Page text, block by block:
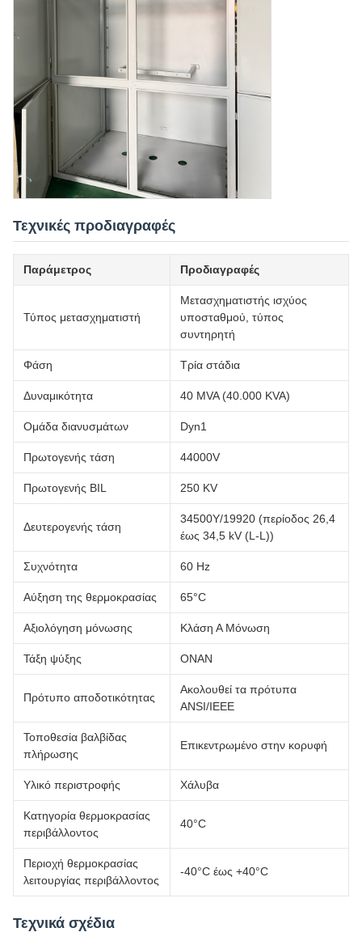
Τεχνικές προδιαγραφές
Παράμετρος Προδιαγραφές
Τύπος μετασχηματιστή
Μετασχηματιστής ισχύος
υποσταθμού, τύπος
συντηρητή
Φάση Τρία στάδια
Δυναμικότητα 40 MVA (40.000 KVA)
Ομάδα διανυσμάτων Dyn1
Πρωτογενής τάση 44000V
Πρωτογενής BIL 250 KV
Δευτερογενής τάση
34500Y/19920 (περίοδος 26,4
έως 34,5 kV (L-L))
Συχνότητα 60 Hz
Αύξηση της θερμοκρασίας 65°C
Αξιολόγηση μόνωσης Κλάση Α Μόνωση
Τάξη ψύξης ΟΝΑΝ
Πρότυπο αποδοτικότητας
Ακολουθεί τα πρότυπα
ANSI/IEEE
Τοποθεσία βαλβίδας
πλήρωσης
Επικεντρωμένο στην κορυφή
Υλικό περιστροφής Χάλυβα
Κατηγορία θερμοκρασίας
περιβάλλοντος
40°C
Περιοχή θερμοκρασίας
λειτουργίας περιβάλλοντος
-40°C έως +40°C
Τεχνικά σχέδια